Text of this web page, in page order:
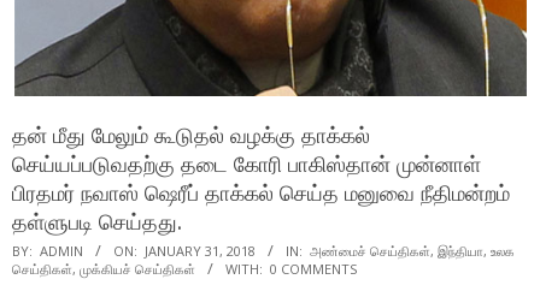
தன் மீது மேலும் கூடுதல் வழக்கு தாக்கல்
செய்யப்படுவதற்கு தடை கோரி பாகிஸ்தான் முன்னாள்
பிரதமர் நவாஸ் ஷெரீப் தாக்கல் செய்த மனுவை நீதிமன்றம்
தள்ளுபடி செய்தது.
BY: ADMIN ON: JANUARY 31, 2018 IN: அண்மைச் செய்திகள், இந்தியா, உலக
செய்திகள், முக்கியச் செய்திகள் WITH: 0 COMMENTS